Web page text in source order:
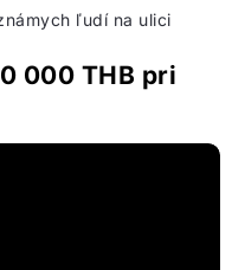
ľudí na ulici
000 THB pri